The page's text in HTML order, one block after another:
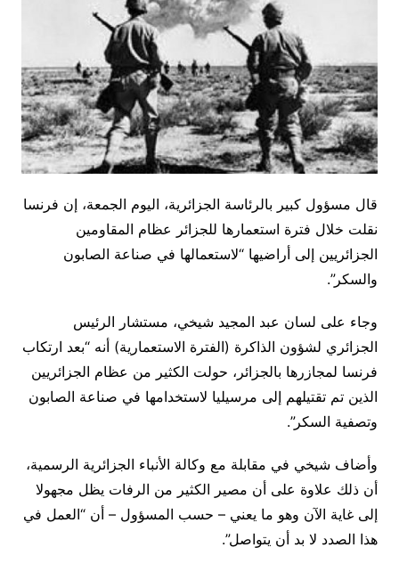
قال مسؤول كبير بالرئاسة الجزائرية، اليوم الجمعة، إن فرنسا
نقلت خلال فترة استعمارها للجزائر عظام المقاومين
الجزائريين إلى أراضيها “لاستعمالها في صناعة الصابون
والسكر”.
وجاء على لسان عبد المجيد شيخي، مستشار الرئيس
الجزائري لشؤون الذاكرة (الفترة الاستعمارية) أنه “بعد ارتكاب
فرنسا لمجازرها بالجزائر، حولت الكثير من عظام الجزائريين
الذين تم تقتيلهم إلى مرسيليا لاستخدامها في صناعة الصابون
وتصفية السكر”.
وأضاف شيخي في مقابلة مع وكالة الأنباء الجزائرية الرسمية،
أن ذلك علاوة على أن مصير الكثير من الرفات يظل مجهولا
إلى غاية الآن وهو ما يعني – حسب المسؤول – أن “العمل في
هذا الصدد لا بد أن يتواصل”.